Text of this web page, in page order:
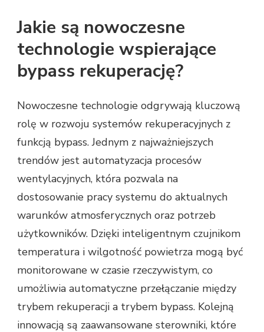
Jakie są nowoczesne
technologie wspierające
bypass rekuperację?
Nowoczesne technologie odgrywają kluczową
rolę w rozwoju systemów rekuperacyjnych z
funkcją bypass. Jednym z najważniejszych
trendów jest automatyzacja procesów
wentylacyjnych, która pozwala na
dostosowanie pracy systemu do aktualnych
warunków atmosferycznych oraz potrzeb
użytkowników. Dzięki inteligentnym czujnikom
temperatura i wilgotność powietrza mogą być
monitorowane w czasie rzeczywistym, co
umożliwia automatyczne przełączanie między
trybem rekuperacji a trybem bypass. Kolejną
innowacją są zaawansowane sterowniki, które